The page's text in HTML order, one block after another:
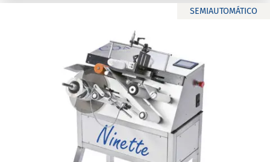
SEMIAUTOMÁTICO